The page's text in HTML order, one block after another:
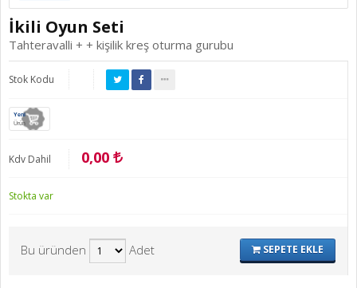
İkili Oyun Seti
Tahteravalli + + kişilik kreş oturma gurubu
Stok Kodu
Yeni
Ürün
Kdv Dahil 0,00
Stokta var
Bu üründen Adet SEPETE EKLE